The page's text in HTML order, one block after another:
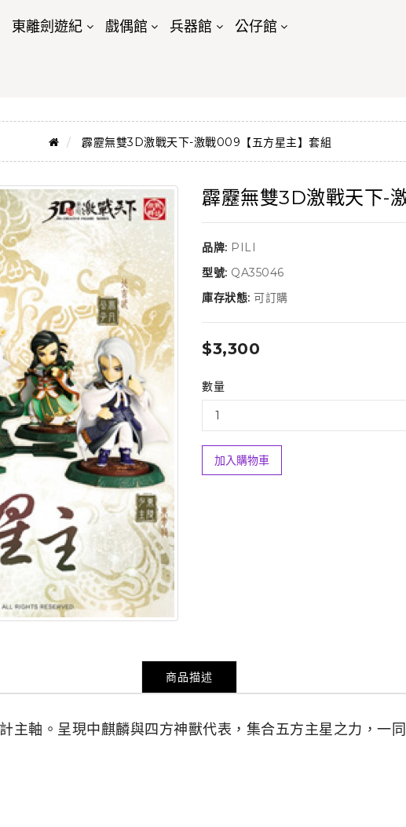
東離劍遊紀 戲偶館 兵器館 公仔館
霹靂無雙3D激戰天下-激戰009【五方星主】套組
霹靂無雙3D激戰天下-
品牌: PILI
型號: QA35046
庫存狀態: 可訂購
$3,300
數量
加入購物車
商品描述
主軸。呈現中麒麟與四方神獸代表，集合五方主星之力，一